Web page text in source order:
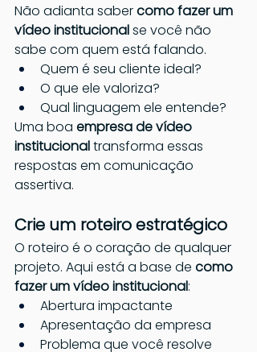
Não adianta saber como fazer um
vídeo institucional se você não
sabe com quem está falando.
Quem é seu cliente ideal?
O que ele valoriza?
Qual linguagem ele entende?
Uma boa empresa de vídeo
institucional transforma essas
respostas em comunicação
assertiva.
Crie um roteiro estratégico
O roteiro é o coração de qualquer
projeto. Aqui está a base de como
fazer um vídeo institucional:
Abertura impactante
Apresentação da empresa
Problema que você resolve